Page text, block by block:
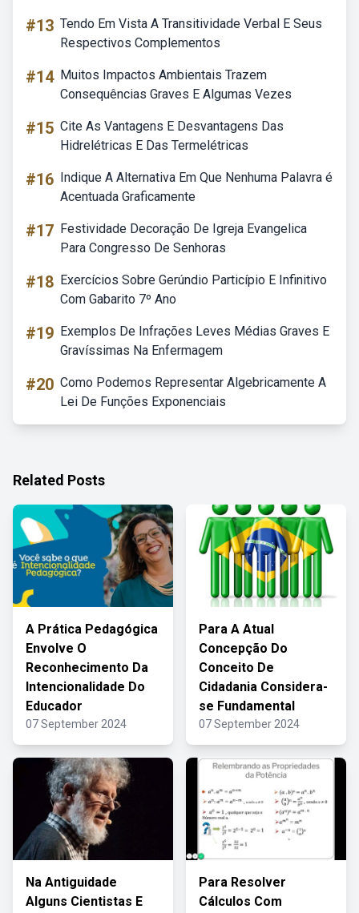
#13 Tendo Em Vista A Transitividade Verbal E Seus
Respectivos Complementos
#14 Muitos Impactos Ambientais Trazem
Consequências Graves E Algumas Vezes
#15 Cite As Vantagens E Desvantagens Das
Hidrelétricas E Das Termelétricas
#16 Indique A Alternativa Em Que Nenhuma Palavra é
Acentuada Graficamente
#17 Festividade Decoração De Igreja Evangelica
Para Congresso De Senhoras
#18 Exercícios Sobre Gerúndio Particípio E Infinitivo
Com Gabarito 7º Ano
#19 Exemplos De Infrações Leves Médias Graves E
Gravíssimas Na Enfermagem
#20 Como Podemos Representar Algebricamente A
Lei De Funções Exponenciais
Related Posts
A Prática Pedagógica
Envolve O
Reconhecimento Da
Intencionalidade Do
Educador
07 September 2024
Para A Atual
Concepção Do
Conceito De
Cidadania Considera-
se Fundamental
07 September 2024
Na Antiguidade
Alguns Cientistas E
Para Resolver
Cálculos Com